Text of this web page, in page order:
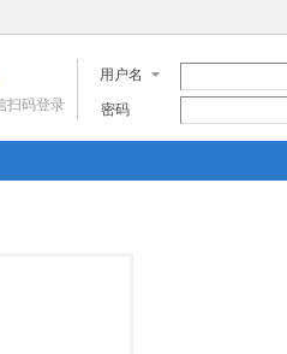
用户名
密码
扫码登录